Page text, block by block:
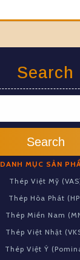
Search
Search
DANH MỤC SẢN
Thép Việt Mỹ
Thép Hòa Phát
Thép Miền Nam
Thép Việt Nhật
Thép Việt Ý